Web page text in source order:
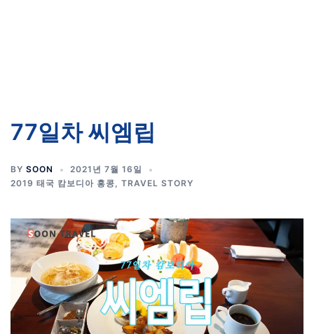
77일차 씨엠립
BY SOON
2021년 7월 16일
2019 태국 캄보디아 홍콩, TRAVEL STORY